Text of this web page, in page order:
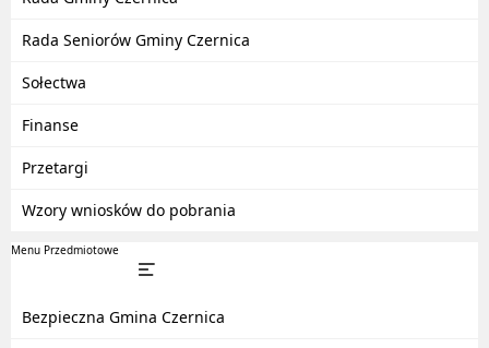
Rada Seniorów Gminy Czernica
Sołectwa
Finanse
Przetargi
Wzory wniosków do pobrania
Menu Przedmiotowe
Bezpieczna Gmina Czernica